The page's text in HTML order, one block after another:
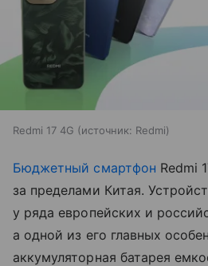
Redmi 17 4G источник: Redmi
Бюджетный смартфон Redmi
за пределами Китая.
у ряда европейских и
а одной из его главных
аккумуляторная батарея